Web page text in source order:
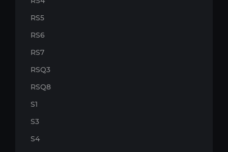
RS5
RS6
RS7
RSQ3
RSQ8
S1
S3
S4